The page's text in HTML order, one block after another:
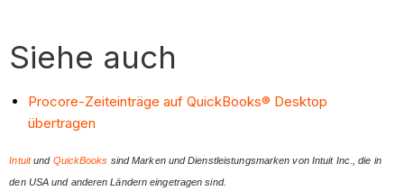
Siehe auch
Procore-Zeiteinträge auf QuickBooks® Desktop
übertragen
Intuitund QuickBooks sind Marken und Dienstleistungsmarken von Intuit Inc., die in
den USA und anderen Ländern eingetragen sind.